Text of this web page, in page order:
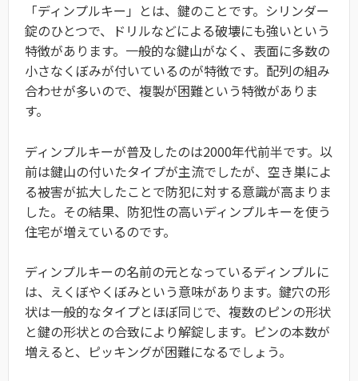
「ディンプルキー」とは、鍵のことです。シリンダー
錠のひとつで、ドリルなどによる破壊にも強いという
特徴があります。一般的な鍵山がなく、表面に多数の
小さなくぼみが付いているのが特徴です。配列の組み
合わせが多いので、複製が困難という特徴がありま
す。
ディンプルキーが普及したのは2000年代前半です。以
前は鍵山の付いたタイプが主流でしたが、空き巣によ
る被害が拡大したことで防犯に対する意識が高まりま
した。その結果、防犯性の高いディンプルキーを使う
住宅が増えているのです。
ディンプルキーの名前の元となっているディンプルに
は、えくぼやくぼみという意味があります。鍵穴の形
状は一般的なタイプとほぼ同じで、複数のピンの形状
と鍵の形状との合致により解錠します。ピンの本数が
増えると、ピッキングが困難になるでしょう。